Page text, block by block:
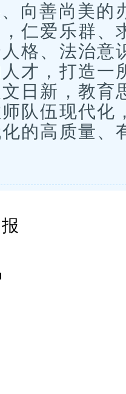
向善尚美的
仁爱乐群、
格、法治意
才，打造一
日新，教育
队伍现代化
的高质量、